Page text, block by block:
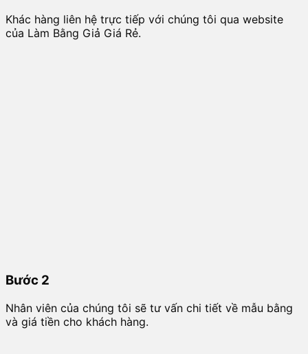
Khác hàng liên hệ trực tiếp với chúng tôi qua website
của Làm Bằng Giả Giá Rẻ.
Bước 2
Nhân viên của chúng tôi sẽ tư vấn chi tiết về mẫu bằng
và giá tiền cho khách hàng.